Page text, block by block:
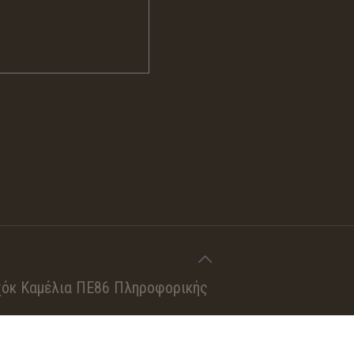
ΠΕ86 Πληροφορικής